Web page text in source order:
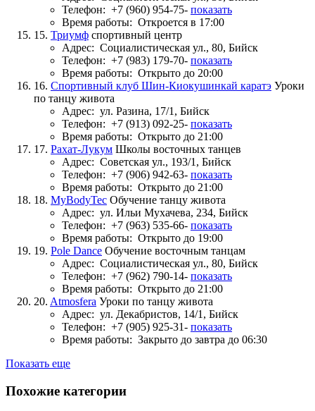
Телефон: +7 (960) 954-75- показать
Время работы: Откроется в 17:00
15. Триумф спортивный центр
Адрес: Социалистическая ул., 80, Бийск
Телефон: +7 (983) 179-70- показать
Время работы: Открыто до 20:00
16. Спортивный клуб Шин-Киокушинкай каратэ Уроки
по танцу живота
Адрес: ул. Разина, 17/1, Бийск
Телефон: +7 (913) 092-25- показать
Время работы: Открыто до 21:00
17. Рахат-Лукум Школы восточных танцев
Адрес: Советская ул., 193/1, Бийск
Телефон: +7 (906) 942-63- показать
Время работы: Открыто до 21:00
18. MyBodyTec Обучение танцу живота
Адрес: ул. Ильи Мухачева, 234, Бийск
Телефон: +7 (963) 535-66- показать
Время работы: Открыто до 19:00
19. Pole Dance Обучение восточным танцам
Адрес: Социалистическая ул., 80, Бийск
Телефон: +7 (962) 790-14- показать
Время работы: Открыто до 21:00
20. Atmosfera Уроки по танцу живота
Адрес: ул. Декабристов, 14/1, Бийск
Телефон: +7 (905) 925-31- показать
Время работы: Закрыто до завтра до 06:30
Показать еще
Похожие категории